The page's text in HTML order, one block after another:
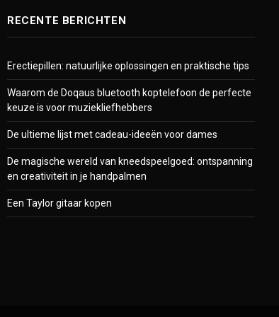
RECENTE BERICHTEN
Erectiepillen: natuurlijke oplossingen en praktische tips
Waarom de Doqaus bluetooth koptelefoon de perfecte
keuze is voor muziekliefhebbers
De ultieme lijst met cadeau-ideeën voor dames
De magische wereld van kneedspeelgoed: ontspanning
en creativiteit in je handpalmen
Een Taylor gitaar kopen